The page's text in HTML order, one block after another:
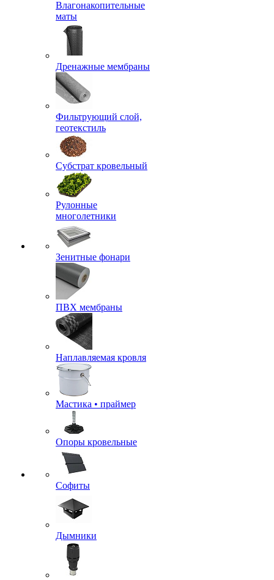
Влагонакопительные
маты
Дренажные мембраны
Фильтрующий слой,
геотекстиль
Субстрат кровельный
Рулонные
многолетники
Зенитные фонари
ПВХ мембраны
Наплавляемая кровля
Мастика • праймер
Опоры кровельные
Софиты
Дымники